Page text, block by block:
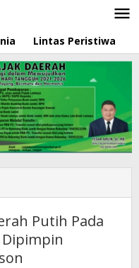
Lintas Peristiwa
Putih Pada
Dipimpin